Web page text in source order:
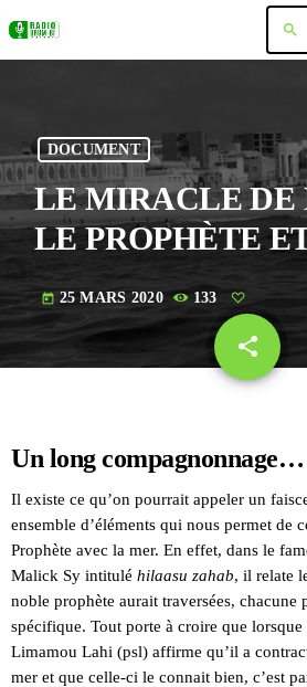
search
DOCUMENT
LE MIRACLE DE
LE PROPHÈTE
today 25 MARS 2020 133
share
email
Un long compagnonnage…
Il existe ce qu’on pourrait appeler un
ensemble d’éléments qui nous permet de
Prophète avec la mer. En effet, dans le
Malick Sy intitulé hilaasu zahab, il relate
noble prophète aurait traversées, chacune
spécifique. Tout porte à croire que
Limamou Lahi (psl) affirme qu’il a
mer et que celle-ci le connait bien, c’est